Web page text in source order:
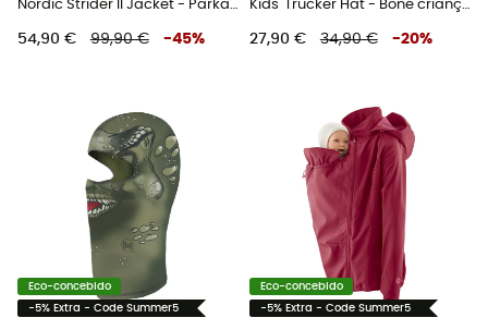
Nordic Strider II Jacket - Parka criança
54,90 € 99,90 € -45%
Kids' Trucker Hat - Boné criança
27,90 € 34,90 € -20%
Eco-concebido
-5% Extra - Code Summer5
Eco-concebido
-5% Extra - Code Summer5